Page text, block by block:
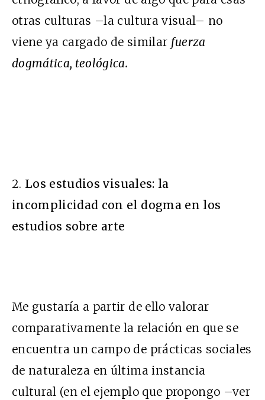
otras culturas –la cultura visual– no
viene ya cargado de similar fuerza
dogmática, teológica.
2. Los estudios visuales: la
incomplicidad con el dogma en los
estudios sobre arte
Me gustaría a partir de ello valorar
comparativamente la relación en que se
encuentra un campo de prácticas sociales
de naturaleza en última instancia
cultural (en el ejemplo que propongo –ver